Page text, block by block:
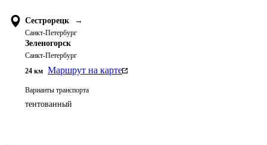
Сестрорецк →
Санкт-Петербург
Зеленогорск
Санкт-Петербург
24 км Маршрут на карте
Варианты транспорта
тентованный